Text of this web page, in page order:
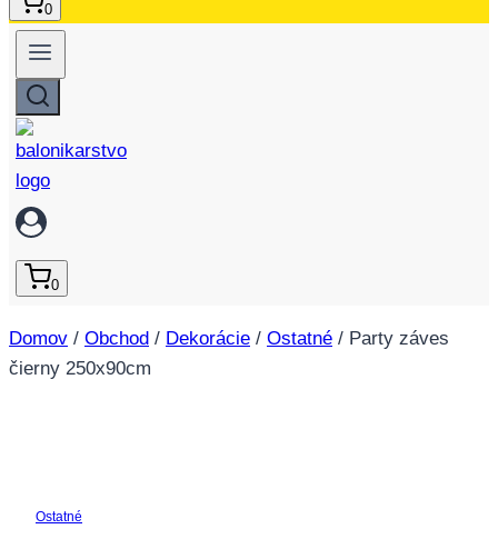
0
0
Domov / Obchod / Dekorácie / Ostatné / Party záves
čierny 250x90cm
Ostatné